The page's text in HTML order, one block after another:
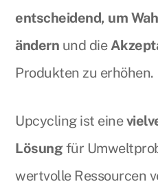
entscheidend, um
ändern und die
Produkten zu erhöhen.
Upcycling ist eine
Lösung für
wertvolle Ressourcen